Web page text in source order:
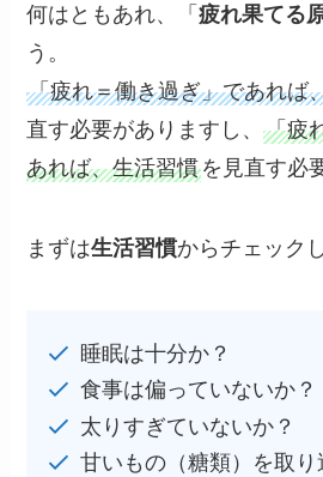
何はともあれ、「疲れ果てる
う。
「疲れ＝働き過ぎ」であれば
直す必要がありますし、「疲
あれば、生活習慣を見直す必
まずは生活習慣からチェック
睡眠は十分か？
食事は偏っていないか？
太りすぎていないか？
甘いもの（糖類）を取